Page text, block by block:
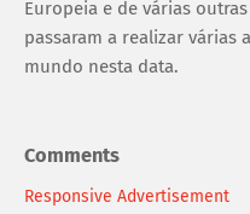
Europeia e de várias
passaram a realizar várias
mundo nesta data.
Comments
Responsive Advertisement